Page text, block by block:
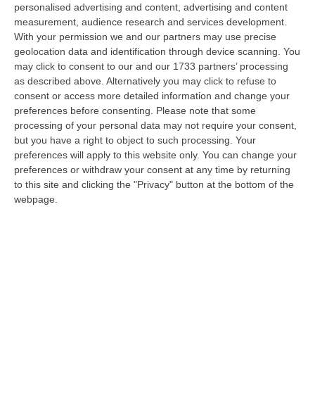
personalised advertising and content, advertising and content
measurement, audience research and services development.
With your permission we and our partners may use precise
geolocation data and identification through device scanning. You
may click to consent to our and our 1733 partners’ processing
as described above. Alternatively you may click to refuse to
consent or access more detailed information and change your
preferences before consenting.
Please note that some
processing of your personal data may not require your consent,
but you have a right to object to such processing. Your
preferences will apply to this website only. You can change your
preferences or withdraw your consent at any time by returning
to this site and clicking the "Privacy" button at the bottom of the
webpage.
ostacoli più dure del circuito nazionale: la
Tiriolo Urban Race.La disciplina: il nome
tecnico è O.C.R., Obstacle Course Race: 8 km
di corsa e 25 ostacoli che mettono a dura
prova forza, agilità e resistenza. Muri da
scavalcare, ribaltamenti, corde, trasporti
pesanti, monkey bar e zone di grip.Il
percorso: la gara si sviluppa per lo più in un
circuito cittadino che trasforma il borgo in
un’arena: vicoli in pietra, scalinate, piazze e